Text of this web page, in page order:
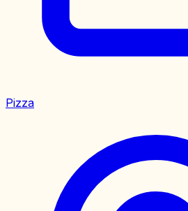
Pizza